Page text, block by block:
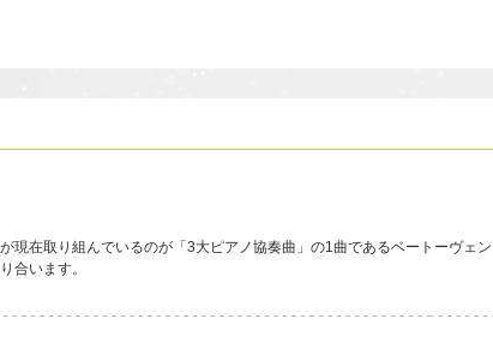
現在取り組んでいるのが「3大ピアノ協奏曲」の1曲であるベートーヴ
合います。